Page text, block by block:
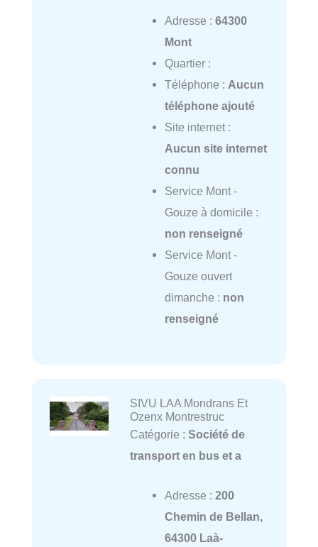
Adresse : 64300
Mont
Quartier :
Téléphone : Aucun
téléphone ajouté
Site internet :
Aucun site internet
connu
Service Mont -
Gouze à domicile :
non renseigné
Service Mont -
Gouze ouvert
dimanche : non
renseigné
SIVU LAA Mondrans Et
Ozenx Montrestruc
Catégorie : Société de
transport en bus et a
Adresse : 200
Chemin de Bellan,
64300 Laà-